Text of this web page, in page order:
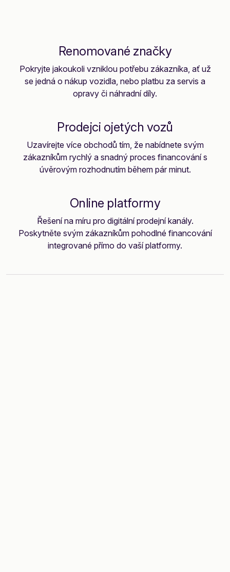
Renomované značky
Pokryjte jakoukoli vzniklou potřebu zákazníka, ať už
se jedná o nákup vozidla, nebo platbu za servis a
opravy či náhradní díly.
Prodejci ojetých vozů
Uzavírejte více obchodů tím, že nabídnete svým
zákazníkům rychlý a snadný proces financování s
úvěrovým rozhodnutím během pár minut.
Online platformy
Řešení na míru pro digitální prodejní kanály.
Poskytněte svým zákazníkům pohodlné financování
integrované přímo do vaší platformy.